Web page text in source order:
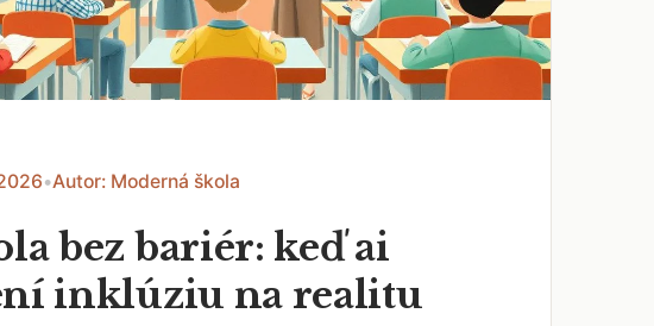
•Autor: Moderná škola
bez bariér: keď ai
inklúziu na realitu